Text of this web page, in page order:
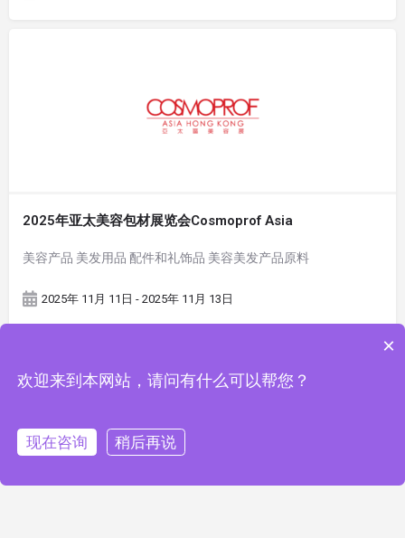
2025年亚太美容包材展览会Cosmoprof Asia
美容产品 美发用品 配件和礼饰品 美容美发产品原料
2025年 11月 11日 - 2025年 11月 13日
×
欢迎来到本网站，请问有什么可以帮您？
现在咨询 稍后再说